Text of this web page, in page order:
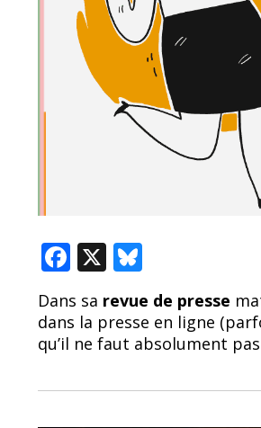
F
e
b
o
X
u
e
sk
Dans sa revue de presse
dans la presse en ligne
qu’il ne faut absolument